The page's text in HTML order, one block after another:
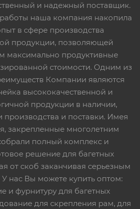
и надежный поставщик.
наша компания накопила
в сфере производства
продукции, позволяющей
максимально продуктивные
стоимости. Одним из
Компании являются
высококачественной и
продукции в наличии,
производства и поставки. Имея
закрепленные многолетним
полный комплекс и
решение для багетных
от скоб заканчивая серьезным
нас Вы можете купить оптом:
и фурнитуру для багетных
для скрепления рам, для